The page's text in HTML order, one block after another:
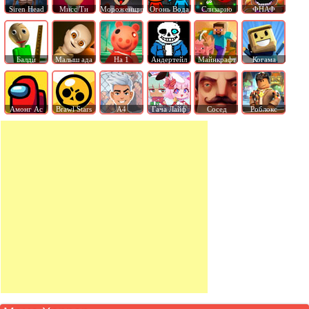
Siren Head Мисс Ти Мороженщик Огонь Вода Слизарио ФНАФ
Балди Малыш ада На 1 Андертейл Майнкрафт Когама
Амонг Ас Brawl Stars А4 Гача Лайф Сосед Роблокс